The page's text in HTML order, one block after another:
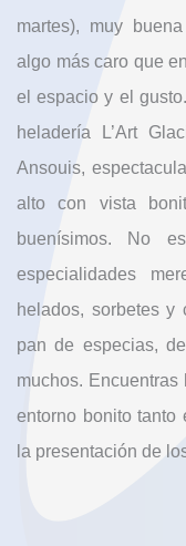
martes), muy
algo más caro que
el espacio y el
heladería L’Art
Ansouis,
alto con vista
buenísimos. No
especialidades
helados, sorbetes
pan de especias,
muchos.
entorno bonito tanto
la presentación de